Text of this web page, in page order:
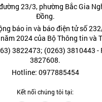
23/3, phường Bắc Gia
Đồng.
báo in và báo điện tử số
2024 của Bộ Thông tin và
3822473; (0263) 3810443 -
3827608.
Hotline: 0977885454
Kết nối chúng tôi tại: